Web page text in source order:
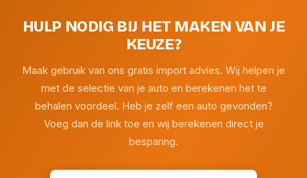
HULP NODIG BIJ HET MAKEN VAN JE
KEUZE?
Maak gebruik van ons gratis import advies. Wij helpen je
met de selectie van je auto en berekenen het te
behalen voordeel. Heb je zelf een auto gevonden?
Voeg dan de link toe en wij berekenen direct je
besparing.